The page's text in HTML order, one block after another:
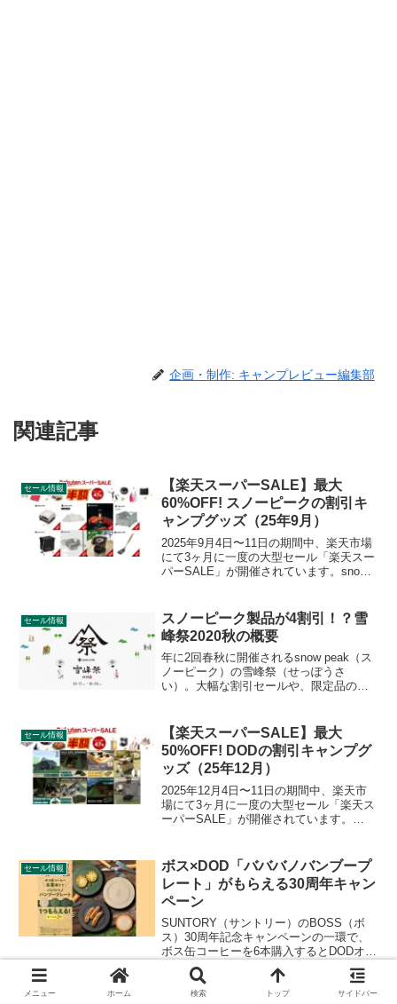
企画・制作: キャンプレビュー編集部
関連記事
セール情報
【楽天スーパーSALE】最大
60%OFF! スノーピークの割引キ
ャンプグッズ（25年9月）
2025年9月4日〜11日の期間中、楽天市場
にて3ヶ月に一度の大型セール「楽天スー
パーSALE」が開催されています。snow
す。詳細をレビューします。
セール情報
スノーピーク製品が4割引！？雪
峰祭2020秋の概要
年に2回春秋に開催されるsnow peak（ス
ノーピーク）の雪峰祭（せっぽうさ
い）。大幅な割引セールや、限定品の発
や、事前に準備しておくべきポイントを
ご紹介します。
セール情報
【楽天スーパーSALE】最大
50%OFF! DODの割引キャンプグ
ッズ（25年12月）
2025年12月4日〜11日の期間中、楽天市
場にて3ヶ月に一度の大型セール「楽天ス
ーパーSALE」が開催されています。
します。詳細をレビューします。
セール情報
ボス×DOD「バババノバンブープ
レート」がもらえる30周年キャン
ペーン
SUNTORY（サントリー）のBOSS（ボ
ス）30周年記念キャンペーンの一環で、
ボス缶コーヒーを6本購入するとDODオリ
ジナルの「バババノバンブープレート」
が1つもらえるキャンペーンが開催されて
います。全3種から選べます。詳細をレビ
【Amazonスマイルセール】最大
メニュー ホーム 検索 トップ サイドバー